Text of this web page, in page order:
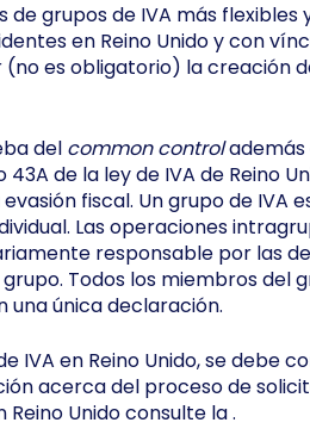
de grupos de IVA más flexibles
en Reino Unido y con
es obligatorio) la creación
del common controlademás
de la ley de IVA de Reino
fiscal. Un grupo de IVA
Las operaciones
responsable por las
Todos los miembros del
una única declaración.
IVA en Reino Unido, se debe
acerca del proceso de
Unido consulte la .